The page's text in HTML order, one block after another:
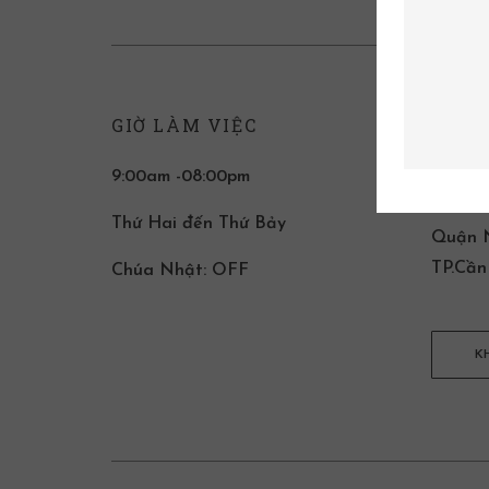
GIỜ LÀM VIỆC
9:00am -08:00pm
Thứ Hai đến Thứ Bảy
Chúa Nhật: OFF
Quận